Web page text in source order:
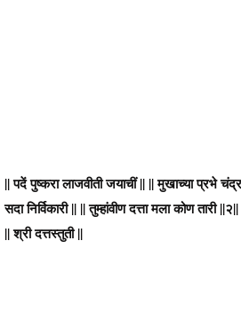
|| पदें पुष्करा लाजवीती जयाचीं || || मुखाच्या प्रभे
सदा निर्विकारी || || तुम्हांवीण दत्ता मला कोण तारी ||२||
|| श्री दत्तस्तुती ||